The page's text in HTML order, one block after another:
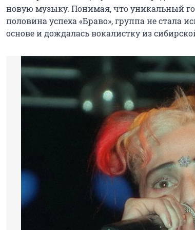
новую музыку. Понимая, что уникальный
половина успеха «Браво», группа не стала
основе и дождалась вокалистку из